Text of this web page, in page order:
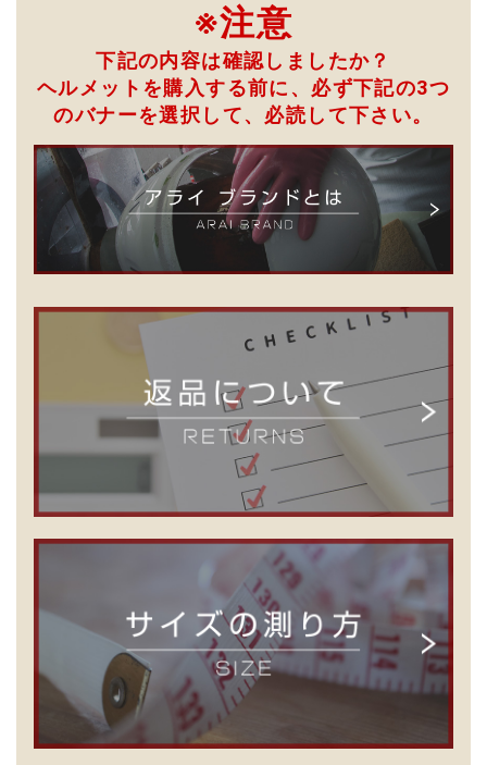
※注意
下記の内容は確認しましたか？
ヘルメットを購入する前に、必ず下記の3つ
のバナーを選択して、 必読して下さい。